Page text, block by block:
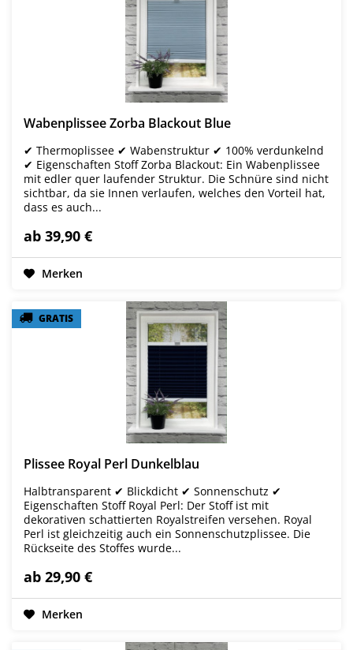
Wabenplissee Zorba Blackout Blue
✔ Thermoplissee ✔ Wabenstruktur ✔ 100% verdunkelnd
✔ Eigenschaften Stoff Zorba Blackout: Ein Wabenplissee
mit edler quer laufender Struktur. Die Schnüre sind nicht
sichtbar, da sie Innen verlaufen, welches den Vorteil hat,
dass es auch...
ab 39,90 €
Merken
GRATIS
GRATIS
Plissee Royal Perl Dunkelblau
Halbtransparent ✔ Blickdicht ✔ Sonnenschutz ✔
Eigenschaften Stoff Royal Perl: Der Stoff ist mit
dekorativen schattierten Royalstreifen versehen. Royal
Perl ist gleichzeitig auch ein Sonnenschutzplissee. Die
Rückseite des Stoffes wurde...
ab 29,90 €
Merken